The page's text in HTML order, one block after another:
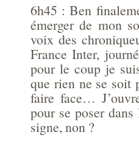
6h45 : Ben
émerger de mon
voix des
France Inter,
pour le coup je
que rien ne se
faire face…
pour se poser
signe, non ?